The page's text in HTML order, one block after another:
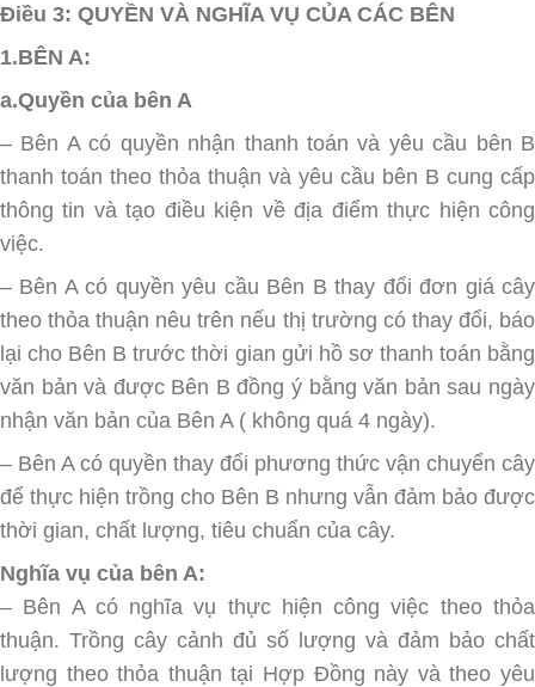
Điều 3: QUYỀN VÀ NGHĨA VỤ CỦA CÁC BÊN
1.BÊN A:
a.Quyền của bên A
– Bên A có quyền nhận thanh toán và yêu cầu bên B
thanh toán theo thỏa thuận và yêu cầu bên B cung cấp
thông tin và tạo điều kiện về địa điểm thực hiện công
việc.
– Bên A có quyền yêu cầu Bên B thay đổi đơn giá cây
theo thỏa thuận nêu trên nếu thị trường có thay đổi, báo
lại cho Bên B trước thời gian gửi hồ sơ thanh toán bằng
văn bản và được Bên B đồng ý bằng văn bản sau ngày
nhận văn bản của Bên A ( không quá 4 ngày).
– Bên A có quyền thay đổi phương thức vận chuyển cây
để thực hiện trồng cho Bên B nhưng vẫn đảm bảo được
thời gian, chất lượng, tiêu chuẩn của cây.
Nghĩa vụ của bên A:
– Bên A có nghĩa vụ thực hiện công việc theo thỏa
thuận. Trồng cây cảnh đủ số lượng và đảm bảo chất
lượng theo thỏa thuận tại Hợp Đồng này và theo yêu